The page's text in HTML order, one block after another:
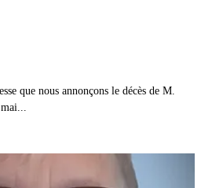
que nous annonçons le décès de M.